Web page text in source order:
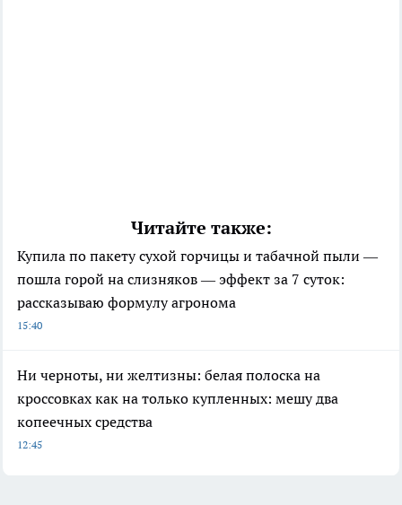
Читайте также:
Купила по пакету сухой горчицы и табачной пыли —
пошла горой на слизняков — эффект за 7 суток:
рассказываю формулу агронома
15:40
Ни черноты, ни желтизны: белая полоска на
кроссовках как на только купленных: мешу два
копеечных средства
12:45